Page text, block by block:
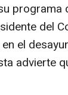
programa
del
el
advierte